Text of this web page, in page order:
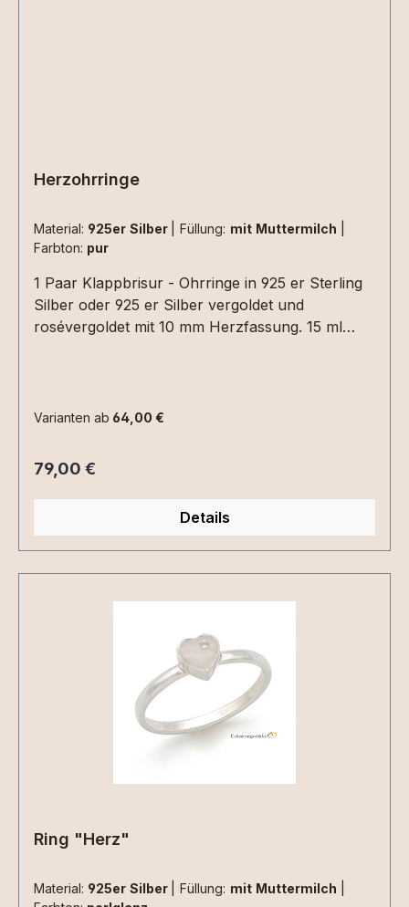
Herzohrringe
Material: 925er Silber Füllung: mit Muttermilch
Farbton: pur
1 Paar Klappbrisur - Ohrringe in 925 er Sterling
Silber oder 925 er Silber vergoldet und
rosévergoldet mit 10 mm Herzfassung. 15 ml
ausgewählt werden.
Varianten ab 64,00 €
Regulärer Preis:
79,00 €
Details
Ring "Herz"
Material: 925er Silber Füllung: mit Muttermilch